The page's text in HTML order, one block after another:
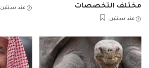
مختلف التخصصات
منذ سنتين
منذ سنتين